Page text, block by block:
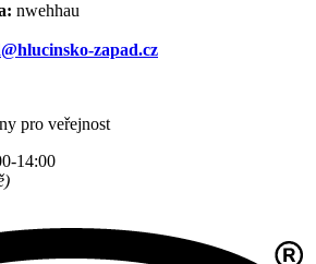
nwehhau
zapad.cz
pro veřejnost
14:00